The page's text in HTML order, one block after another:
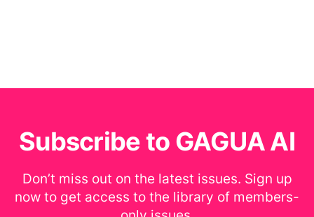
Subscribe to GAGUA AI
Don’t miss out on the latest issues. Sign up
now to get access to the library of members-